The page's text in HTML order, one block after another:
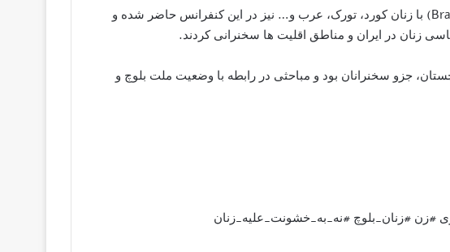
“سازمان صدای زنان بلوچستان، (برمش، Bramsh) با زنان کورد، تورک، عرب و… نیز در این کنفرانس حاضر شده و
زنان در ایران و مناطق اقلیت ها سخنرانی کردند.
جزو سخنرانان بود و مباحثی در رابطه با وضعیت ملت بلوچ و
#زنان_بلوچ #نه_به_خشونت_علیه_زنان